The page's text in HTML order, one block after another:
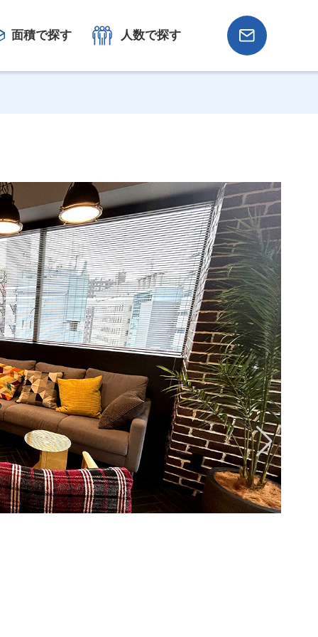
面積で探す 人数で探す